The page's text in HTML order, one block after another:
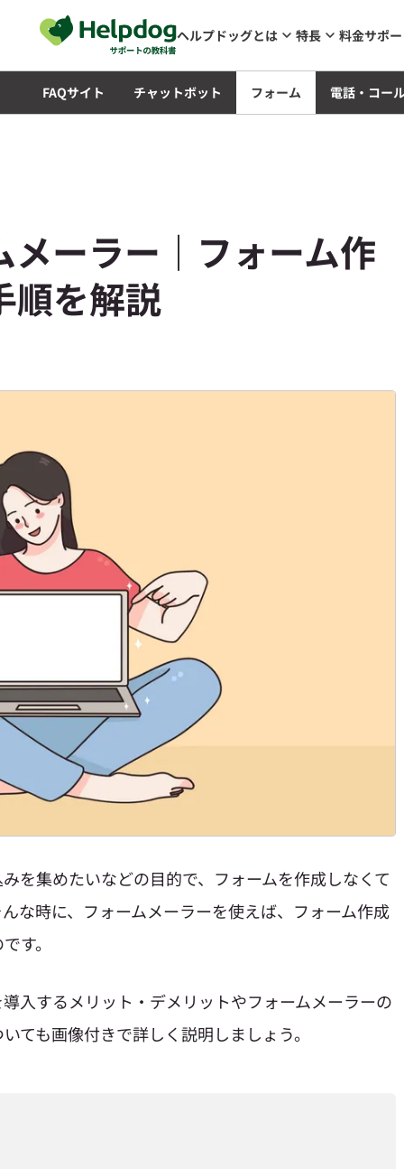
メインコンテンツへスキップ
ヘルプドッグとは 特長 料金サポ
FAQサイト チャットボット フォーム 電話・コー
ーラー｜フォーム作
順を解説
を集めたいなどの目的で、フォームを作成しなくて
な時に、フォームメーラーを使えば、フォーム作成
す。
入するメリット・デメリットやフォームメーラーの
ても画像付きで詳しく説明しましょう。